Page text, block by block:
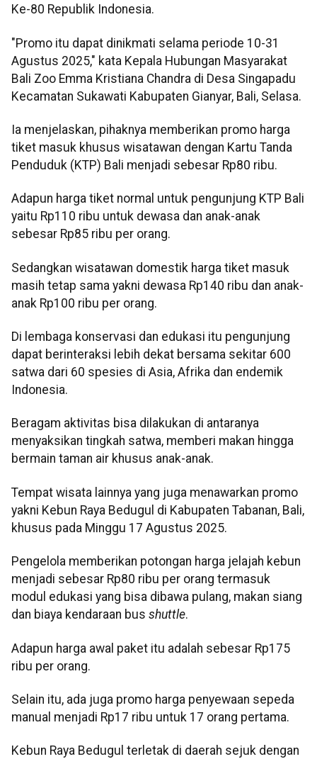
Ke-80 Republik Indonesia.
"Promo itu dapat dinikmati selama periode 10-31
Agustus 2025," kata Kepala Hubungan Masyarakat
Bali Zoo Emma Kristiana Chandra di Desa Singapadu
Kecamatan Sukawati Kabupaten Gianyar, Bali, Selasa.
Ia menjelaskan, pihaknya memberikan promo harga
tiket masuk khusus wisatawan dengan Kartu Tanda
Penduduk (KTP) Bali menjadi sebesar Rp80 ribu.
Adapun harga tiket normal untuk pengunjung KTP Bali
yaitu Rp110 ribu untuk dewasa dan anak-anak
sebesar Rp85 ribu per orang.
Sedangkan wisatawan domestik harga tiket masuk
masih tetap sama yakni dewasa Rp140 ribu dan anak-
anak Rp100 ribu per orang.
Di lembaga konservasi dan edukasi itu pengunjung
dapat berinteraksi lebih dekat bersama sekitar 600
satwa dari 60 spesies di Asia, Afrika dan endemik
Indonesia.
Beragam aktivitas bisa dilakukan di antaranya
menyaksikan tingkah satwa, memberi makan hingga
bermain taman air khusus anak-anak.
Tempat wisata lainnya yang juga menawarkan promo
yakni Kebun Raya Bedugul di Kabupaten Tabanan, Bali,
khusus pada Minggu 17 Agustus 2025.
Pengelola memberikan potongan harga jelajah kebun
menjadi sebesar Rp80 ribu per orang termasuk
modul edukasi yang bisa dibawa pulang, makan siang
dan biaya kendaraan bus shuttle.
Adapun harga awal paket itu adalah sebesar Rp175
ribu per orang.
Selain itu, ada juga promo harga penyewaan sepeda
manual menjadi Rp17 ribu untuk 17 orang pertama.
Kebun Raya Bedugul terletak di daerah sejuk dengan